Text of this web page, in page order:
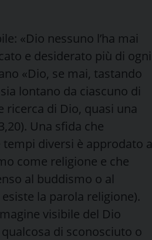
«Dio nessuno l’ha mai
e desiderato più di ogni
«Dio, se mai, tastando
lontano da ciascuno di
ricerca di Dio, quasi una
Una sfida che
diversi è approdato a
come religione e che
al buddismo o al
la parola religione).
visibile del Dio
di sconosciuto o